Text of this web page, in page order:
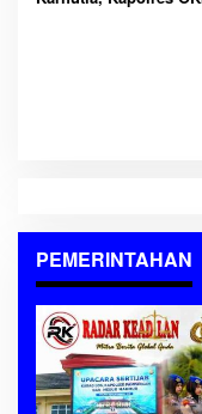
PEMERINTAHAN